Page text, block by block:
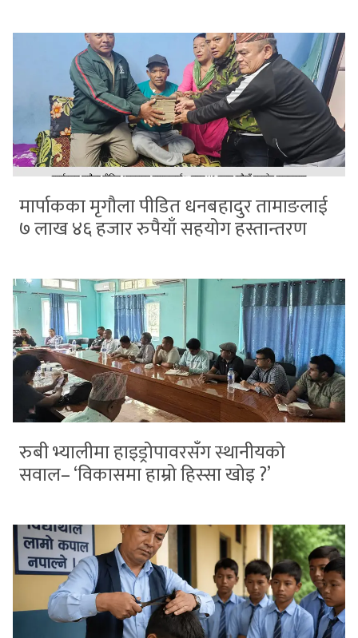
मार्पाकका मृगौला पीडित धनबहादुर तामाङलाई
७ लाख ४६ हजार रुपैयाँ सहयोग हस्तान्तरण
रुबी भ्यालीमा हाइड्रोपावरसँग स्थानीयको
सवाल– ‘विकासमा हाम्रो हिस्सा खोइ ?’